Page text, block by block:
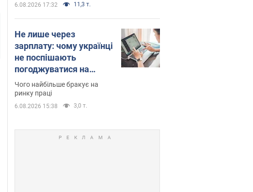
6.08.2026 17:32 11,3 т.
Не лише через
зарплату: чому українці
не поспішають
погоджуватися на
вакансії
Чого найбільше бракує на
ринку праці
6.08.2026 15:38 3,0 т.